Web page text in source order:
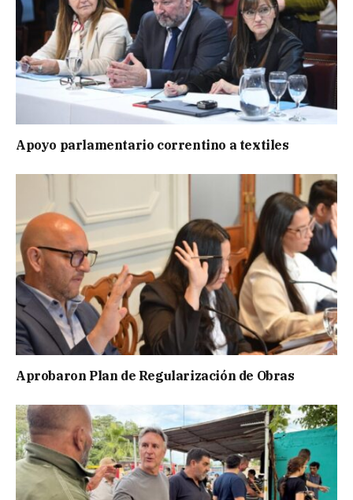
Apoyo parlamentario correntino a textiles
Aprobaron Plan de Regularización de Obras